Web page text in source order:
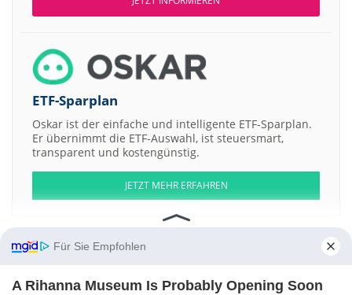
ETF-Sparplan
Oskar ist der einfache und intelligente ETF-Sparplan.
Er übernimmt die ETF-Auswahl, ist steuersmart,
transparent und kostengünstig.
JETZT MEHR ERFAHREN
Aktien ATX DAX EuroStoxx 50 Dow Jones NASDAQ 100
Nikkei 225
Für Sie Empfohlen
A Rihanna Museum Is Probably Opening Soon